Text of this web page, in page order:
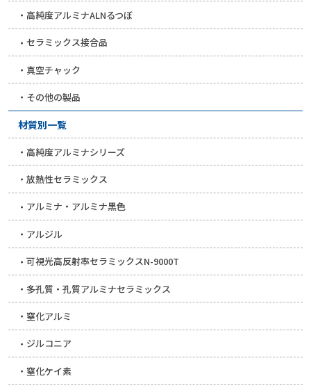
高純度アルミナALNるつぼ
セラミックス接合品
真空チャック
その他の製品
材質別一覧
高純度アルミナシリーズ
放熱性セラミックス
アルミナ・アルミナ黒色
アルジル
可視光高反射率セラミックスN-9000T
多孔質・孔質アルミナセラミックス
窒化アルミ
ジルコニア
窒化ケイ素